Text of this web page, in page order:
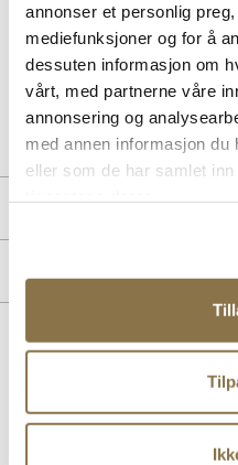
annonser et personlig
mediefunksjoner og for å
dessuten informasjon om
vårt, med partnerne våre
annonsering og
med annen informasjon du
eller som de har samlet
og bestselgende såle med
detaljer passer denne loaferen
anledninger. Finnes i sort og
Art. nr.33157001
Lev. art. nr
25H1116
PRODUKTDETALJER
For:Skinn